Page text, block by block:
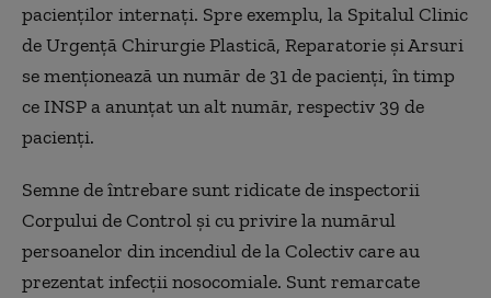
pacienţilor internaţi. Spre exemplu, la Spitalul Clinic
de Urgenţă Chirurgie Plastică, Reparatorie şi Arsuri
se menţionează un număr de 31 de pacienţi, în timp
ce INSP a anunţat un alt număr, respectiv 39 de
pacienţi.
Semne de întrebare sunt ridicate de inspectorii
Corpului de Control şi cu privire la numărul
persoanelor din incendiul de la Colectiv care au
prezentat infecţii nosocomiale. Sunt remarcate